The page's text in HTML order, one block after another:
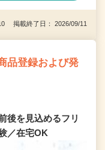
掲載終了日： 2026/09/11
品登録および発
後を見込めるフリ
／在宅OK